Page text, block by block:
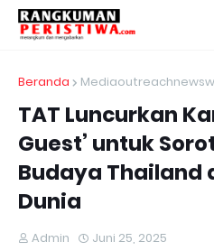
Beranda
TAT Luncurkan
Guest’ untuk
Budaya Thailand
Dunia
Admin Juni 25, 2025